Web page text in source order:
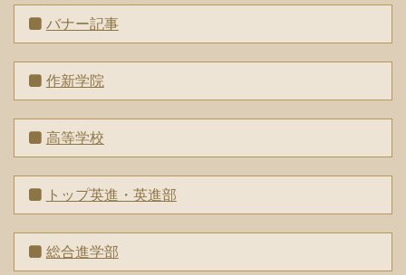
バナー記事
作新学院
高等学校
トップ英進・英進部
総合進学部